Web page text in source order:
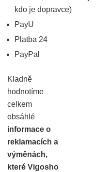
kdo je dopravce)
PayU
Platba 24
PayPal
Kladně
hodnotíme
celkem
obsáhlé
informace o
reklamacích a
výměnách,
které Vigosho